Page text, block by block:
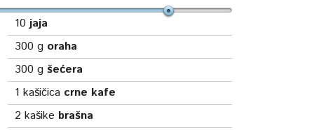
10 jaja
300 g oraha
300 gšećera
1 kašičica crne kafe
2 kašike brašna